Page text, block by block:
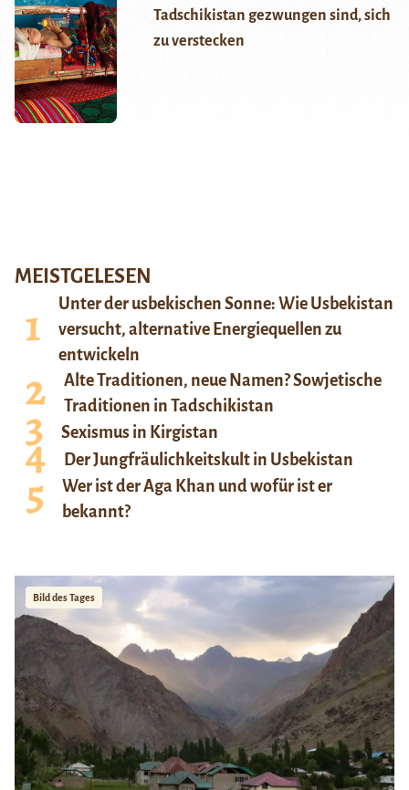
Tadschikistan gezwungen sind, sich
zu verstecken
MEISTGELESEN
Unter der usbekischen Sonne: Wie Usbekistan
versucht, alternative Energiequellen zu
entwickeln
Alte Traditionen, neue Namen? Sowjetische
Traditionen in Tadschikistan
Sexismus in Kirgistan
Der Jungfräulichkeitskult in Usbekistan
Wer ist der Aga Khan und wofür ist er
bekannt?
Bild des Tages